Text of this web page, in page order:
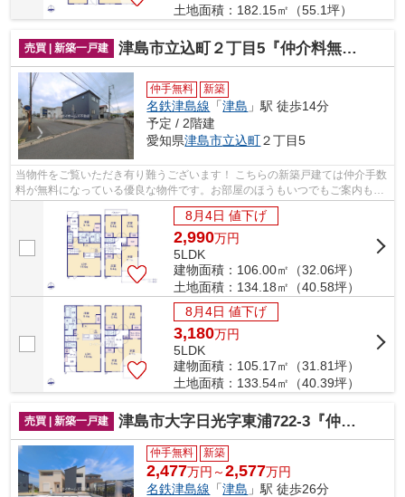
土地面積：182.15㎡（55.1坪）
売買 | 新築一戸建 津島市立込町２丁目5『仲介料無料』新築戸建て
仲手無料 新築
名鉄津島線 「津島 」駅 徒歩14分
予定 / 2階建
愛知県津島市立込町２丁目5
当物件をご覧いただき有り難うございます！ こちらの新築戸建ては仲介手数
料が無料になっている優良な物件です。お部屋のほうもいつでもご案内もさ
せて頂きますのでお気軽にお問合せ下...
8月4日 値下げ
2,990万円
5LDK
建物面積：106.00㎡（32.06坪）
土地面積：134.18㎡（40.58坪）
8月4日 値下げ
3,180万円
5LDK
建物面積：105.17㎡（31.81坪）
土地面積：133.54㎡（40.39坪）
売買 | 新築一戸建 津島市大字日光字東浦722-3『仲介料無料』新築戸建て
仲手無料 新築
2,477万円～2,577万円
名鉄津島線 「津島 」駅 徒歩26分